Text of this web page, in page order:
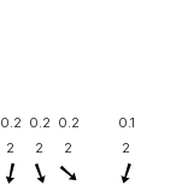
0.2 0.2 0.2
0.1
2 2 2 2